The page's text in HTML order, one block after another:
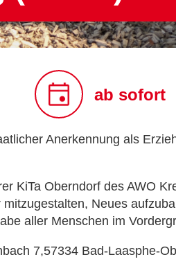
ab sofort
Anerkennung als
KiTa Oberndorf des AWO
Neues
aller Menschen im
7,57334 Bad-Laasphe-